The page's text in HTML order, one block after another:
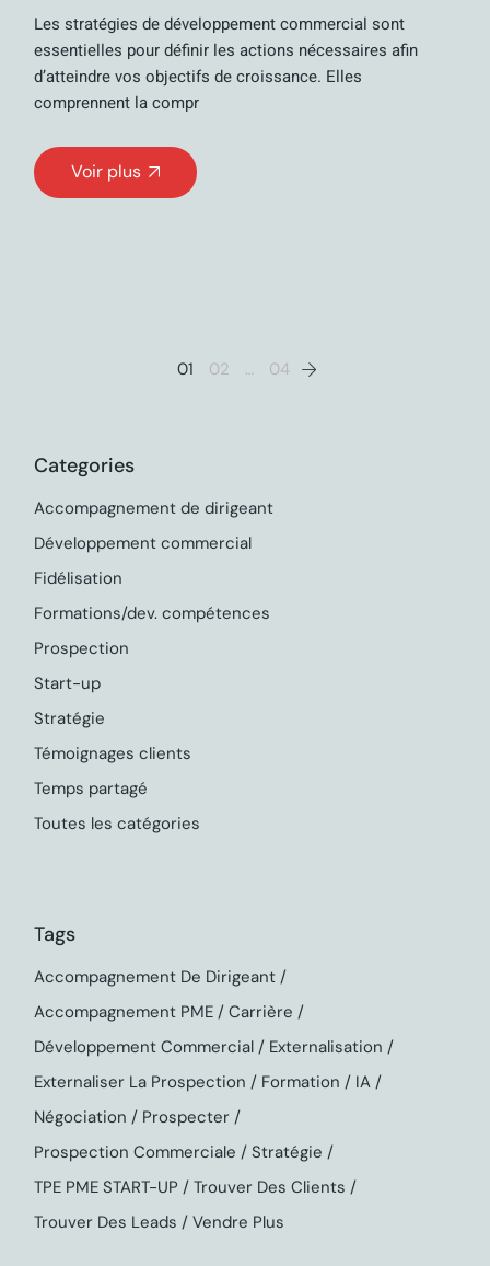
Les stratégies de développement commercial sont
essentielles pour définir les actions nécessaires afin
d’atteindre vos objectifs de croissance. Elles
comprennent la compr
Voir plus
Pagination
publications
01 02 … 04
Categories
Accompagnement de dirigeant
Développement commercial
Fidélisation
Formations/dev. compétences
Prospection
Start-up
Stratégie
Témoignages clients
Temps partagé
Toutes les catégories
Tags
Accompagnement De Dirigeant
Accompagnement PME
Carrière
Développement Commercial
Externalisation
Externaliser La Prospection
Formation
IA
Négociation
Prospecter
Prospection Commerciale
Stratégie
TPE PME START-UP
Trouver Des Clients
Trouver Des Leads
Vendre Plus